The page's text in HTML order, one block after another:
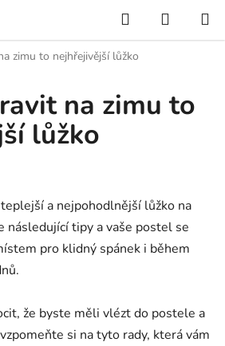
Hledat
KOŠÍK
zimu to nejhřejivější lůžko
na zimu to
lůžko
a nejpohodlnější lůžko na
následující tipy a vaše postel se
pro klidný spánek i během
že byste měli vlézt do postele a
si na tyto rady, která vám